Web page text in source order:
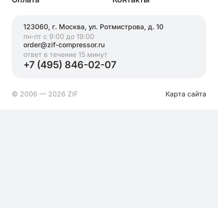
123060, г. Москва, ул. Ротмистрова, д. 10
пн-пт с 9:00 до 19:00
order@zif-compressor.ru
ответ в течение 15 минут
+7 (495) 846-02-07
© 2006 — 2026 ZIF Карта сайта